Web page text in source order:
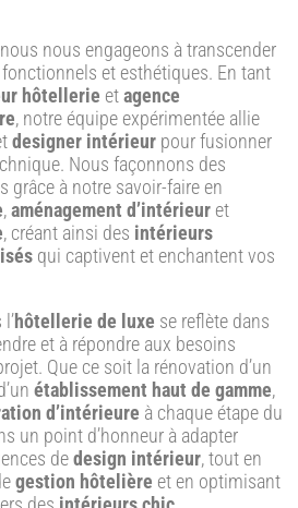
nous engageons à transcender
et esthétiques. En tant
hôtellerie etagence
, notre équipe expérimentée allie
designer intérieur pour fusionner
Nous façonnons des
grâce à notre savoir-faire en
,aménagement d’intérieur et
, créant ainsi des intérieurs
qui captivent et enchantent vos
hôtellerie de luxe se reflète dans
et à répondre aux besoins
Que ce soit la rénovation d’un
établissement haut de gamme,
d’intérieure à chaque étape du
un point d’honneur à adapter
dedesign intérieur, tout en
gestion hôtelière et en optimisant